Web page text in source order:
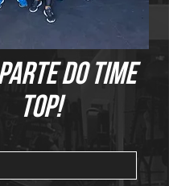
do time
top!